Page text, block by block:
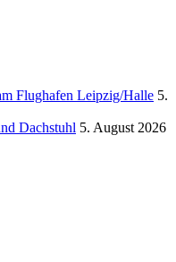
Flughafen Leipzig/Halle 5.
Dachstuhl 5. August 2026